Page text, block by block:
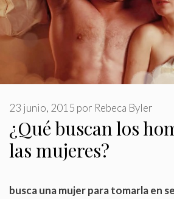
¿Qué buscan los
las mujeres?
23 junio, 2015 por Rebeca Byler
busca una mujer para tomarla en